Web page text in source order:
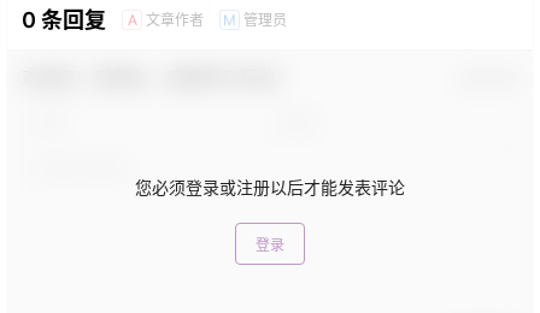
0 条回复 A 文章作者 M 管理员
您必须登录或注册以后才能发表评论
登录